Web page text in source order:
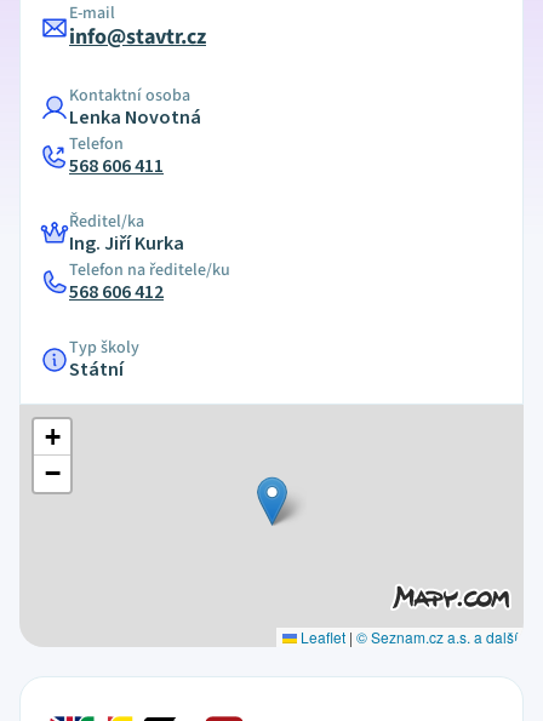
E-mail
info@stavtr.cz
Kontaktní osoba
Lenka Novotná
Telefon
568 606 411
Ředitel/ka
Ing. Jiří Kurka
Telefon na ředitele/ku
568 606 412
Typ školy
Státní
+
−
Leaflet | © Seznam.cz a.s. a další